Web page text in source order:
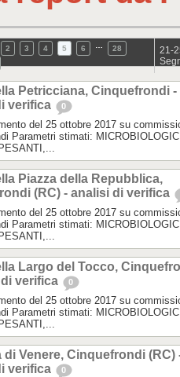
2 3 4 5 6
28
21-
Petricciana, Cinquefrondi -
verifica
0
del 25 ottobre 2017 su
Parametri stimati:
Piazza della Repubblica,
(RC) - analisi di verifica
del 25 ottobre 2017 su
Parametri stimati:
Largo del Tocco,
verifica
0
del 25 ottobre 2017 su
Parametri stimati:
di Venere, Cinquefrondi (RC)
verifica
0